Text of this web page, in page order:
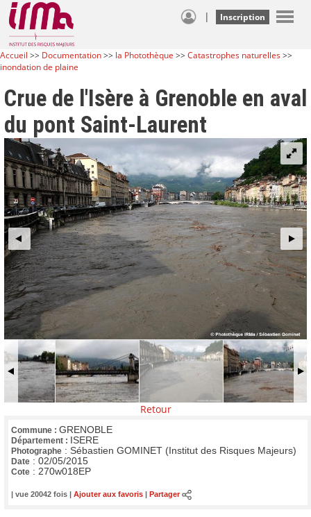
| Inscription
Accueil >> Documentation>> la Photothèque >>Catastrophes naturelles>>
inondation de plaine
Crue de l'Isère à Grenoble en aval
du pont Saint-Laurent
Retour
Commune : GRENOBLE
Département : ISERE
Photographe : Sébastien GOMINET (Institut des Risques Majeurs)
Date : 02/05/2015
Cote : 270w018EP
| vue 20042 fois | Ajouter aux favoris Partager